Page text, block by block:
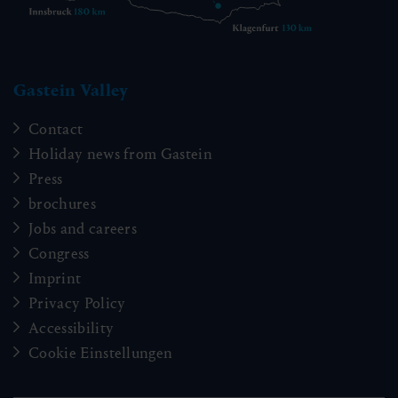
Gastein Valley
Contact
Holiday news from Gastein
Press
brochures
Jobs and careers
Congress
Imprint
Privacy Policy
Accessibility
Cookie Einstellungen